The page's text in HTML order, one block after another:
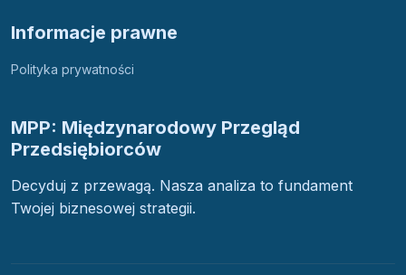
Informacje prawne
Polityka prywatności
MPP: Międzynarodowy Przegląd
Przedsiębiorców
Decyduj z przewagą. Nasza analiza to fundament
Twojej biznesowej strategii.